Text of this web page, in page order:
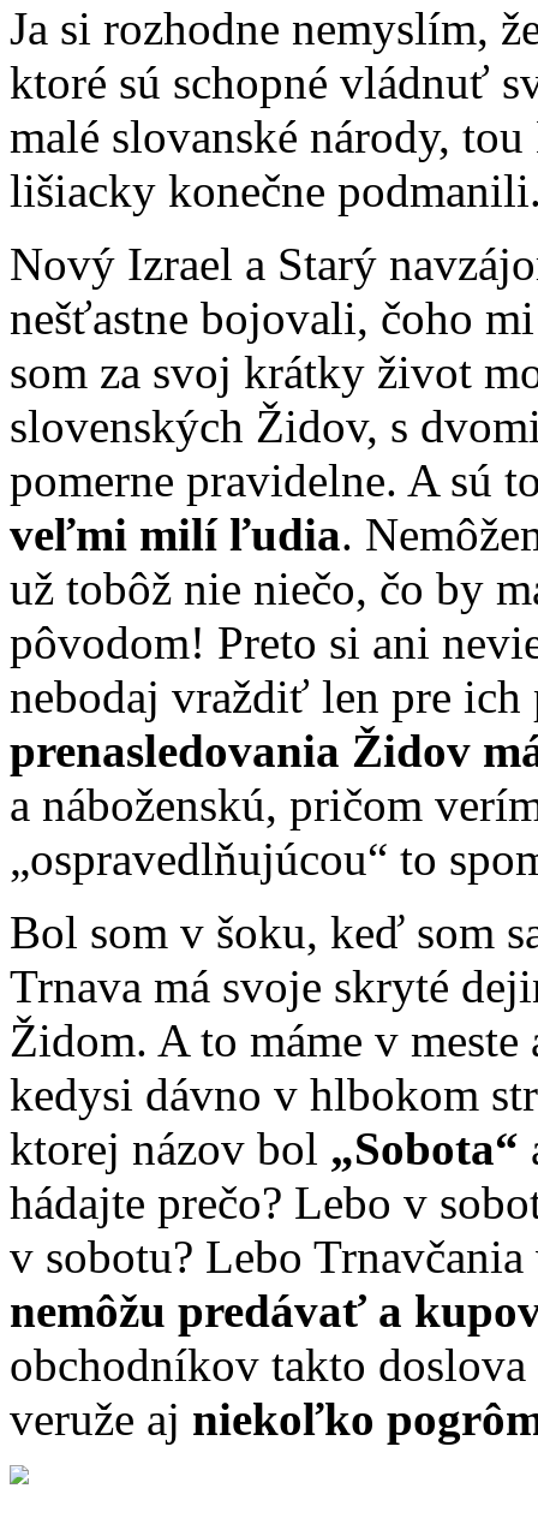
Ja si rozhodne nemyslím,
ktoré sú schopné vládnuť
malé slovanské národy,
lišiacky konečne
Nový Izrael a Starý
nešťastne bojovali, čoho
som za svoj krátky život
slovenských Židov, s
pomerne pravidelne. A sú
veľmi milí ľudia.
už tobôž nie niečo, čo by
pôvodom! Preto si ani
nebodaj vraždiť len pre
prenasledovania Židov
a náboženskú, pričom
„ospravedlňujúcou“ to
Bol som v šoku, keď som
Trnava má svoje skryté
Židom. A to máme v
kedysi dávno v hlbokom
ktorej názov bol „Sobota“
hádajte prečo? Lebo v
v sobotu? Lebo
nemôžu predávať a
obchodníkov takto
veruže aj niekoľko